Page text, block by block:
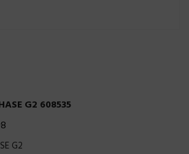
G2 608535
G2